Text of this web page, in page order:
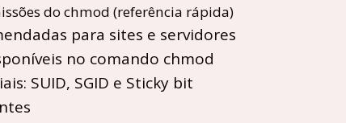
do chmod (referência rápida)
para sites e servidores
no comando chmod
SUID, SGID e Sticky bit